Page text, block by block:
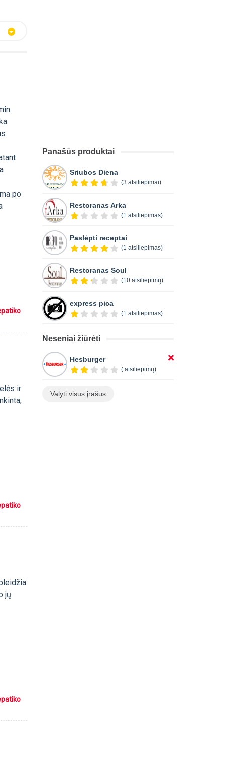
po
ir
jų
Panašūs produktai
Sriubos Diena
(3 atsiliepimai)
Restoranas Arka
(1 atsiliepimas)
Paslėpti receptai
(1 atsiliepimas)
Restoranas Soul
(10 atsiliepimų)
express pica
(1 atsiliepimas)
Neseniai žiūrėti
Hesburger
( atsiliepimų)
Valyti visus įrašus